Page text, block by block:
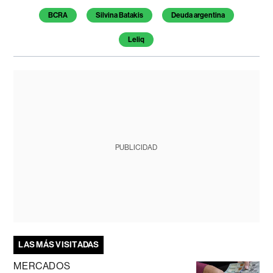
BCRA Silvina Batakis Deuda argentina
Leliq
PUBLICIDAD
LAS MÁS VISITADAS
MERCADOS